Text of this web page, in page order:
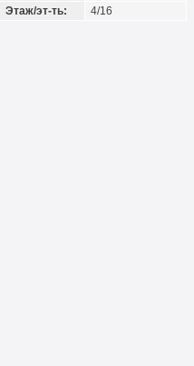
Этаж/эт-ть:
4/16